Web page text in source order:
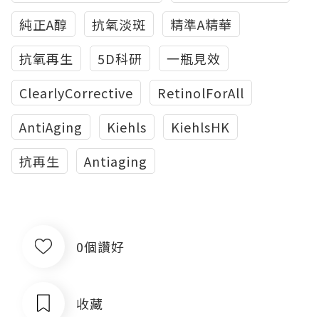
純正A醇
抗氧淡斑
精準A精華
抗氧再生
5D科研
一瓶見效
ClearlyCorrective
RetinolForAll
AntiAging
Kiehls
KiehlsHK
抗再生
Antiaging
0個讚好
收藏